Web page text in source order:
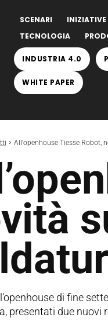
SCENARI INIZIATIVE
TECNOLOGIA
INDUSTRIA 4.0
WHITE PAPER
All'openhouse Tiesse Robot,
di fine
presentati due nuovi